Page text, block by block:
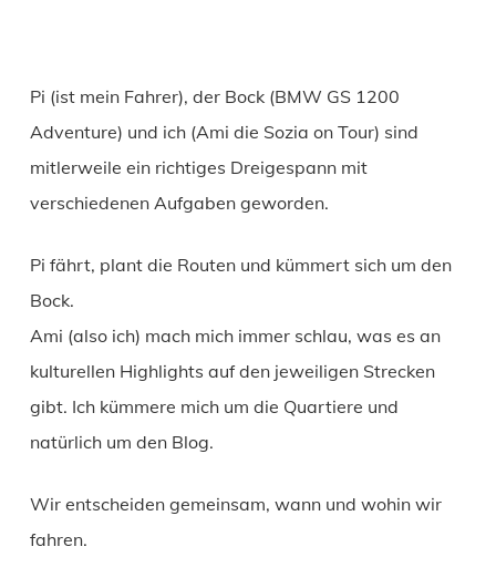
Pi (ist mein Fahrer), der Bock (BMW GS 1200
Adventure) und ich (Ami die Sozia on Tour) sind
mitlerweile ein richtiges Dreigespann mit
verschiedenen Aufgaben geworden.
Pi fährt, plant die Routen und kümmert sich um den
Bock.
Ami (also ich) mach mich immer schlau, was es an
kulturellen Highlights auf den jeweiligen Strecken
gibt. Ich kümmere mich um die Quartiere und
natürlich um den Blog.
Wir entscheiden gemeinsam, wann und wohin wir
fahren.